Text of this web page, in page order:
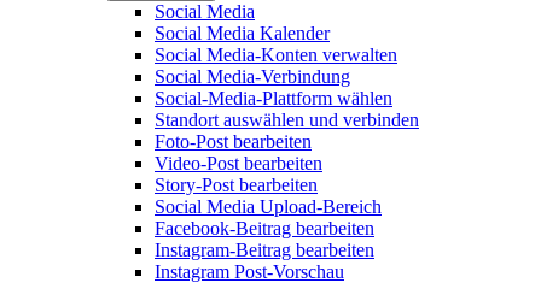
Social Media
Social Media Kalender
Social Media-Konten verwalten
Social Media-Verbindung
Social-Media-Plattform wählen
Standort auswählen und verbinden
Foto-Post bearbeiten
Video-Post bearbeiten
Story-Post bearbeiten
Social Media Upload-Bereich
Facebook-Beitrag bearbeiten
Instagram-Beitrag bearbeiten
Instagram Post-Vorschau